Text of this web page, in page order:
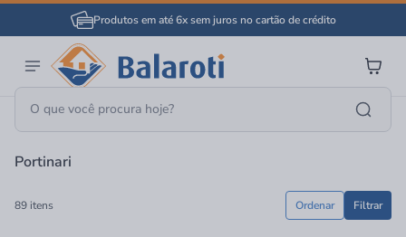
Produtos em até 6x sem juros no cartão de crédito
Página Inicial Portinari
Portinari
89 itens Filtrar
Ordenar